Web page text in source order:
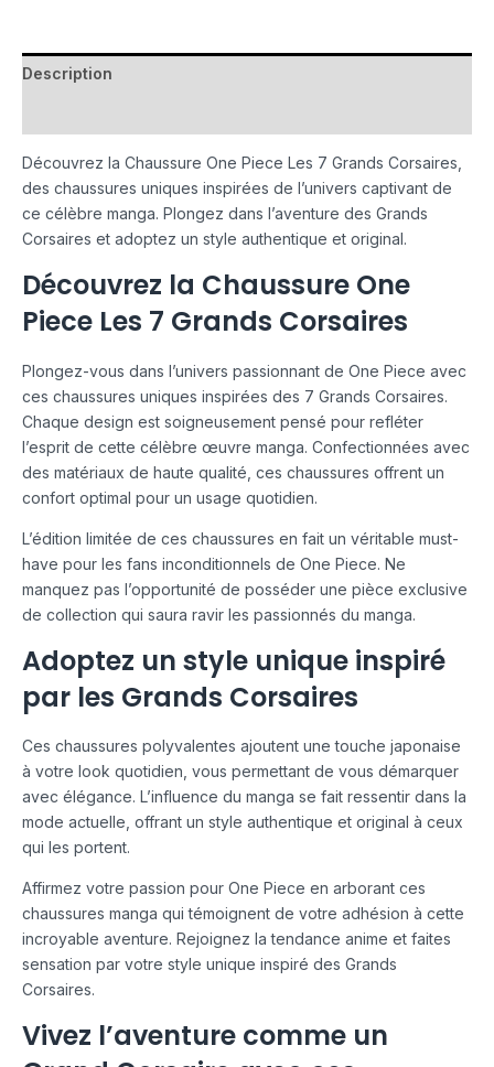
Description
Découvrez la Chaussure One Piece Les 7 Grands Corsaires,
des chaussures uniques inspirées de l’univers captivant de
ce célèbre manga. Plongez dans l’aventure des Grands
Corsaires et adoptez un style authentique et original.
Découvrez la Chaussure One
Piece Les 7 Grands Corsaires
Plongez-vous dans l’univers passionnant de One Piece avec
ces chaussures uniques inspirées des 7 Grands Corsaires.
Chaque design est soigneusement pensé pour refléter
l’esprit de cette célèbre œuvre manga. Confectionnées avec
des matériaux de haute qualité, ces chaussures offrent un
confort optimal pour un usage quotidien.
L’édition limitée de ces chaussures en fait un véritable must-
have pour les fans inconditionnels de One Piece. Ne
manquez pas l’opportunité de posséder une pièce exclusive
de collection qui saura ravir les passionnés du manga.
Adoptez un style unique inspiré
par les Grands Corsaires
Ces chaussures polyvalentes ajoutent une touche japonaise
à votre look quotidien, vous permettant de vous démarquer
avec élégance. L’influence du manga se fait ressentir dans la
mode actuelle, offrant un style authentique et original à ceux
qui les portent.
Affirmez votre passion pour One Piece en arborant ces
chaussures manga qui témoignent de votre adhésion à cette
incroyable aventure. Rejoignez la tendance anime et faites
sensation par votre style unique inspiré des Grands
Corsaires.
Vivez l’aventure comme un